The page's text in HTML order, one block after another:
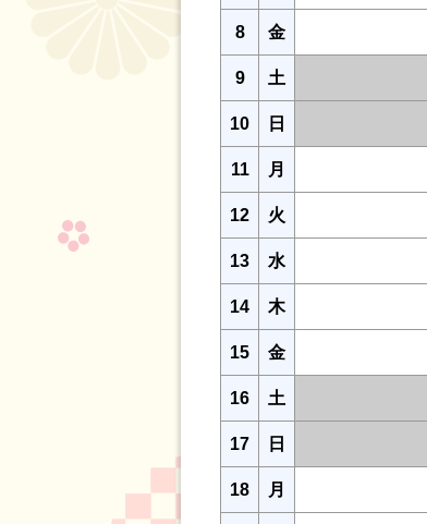
8 金
9 土
10 日
11 月
12 火
13 水
14 木
15 金
16 土
17 日
18 月